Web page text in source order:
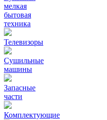
мелкая
бытовая
техника
Телевизоры
Сушильные
машины
Запасные
части
Комплектующие